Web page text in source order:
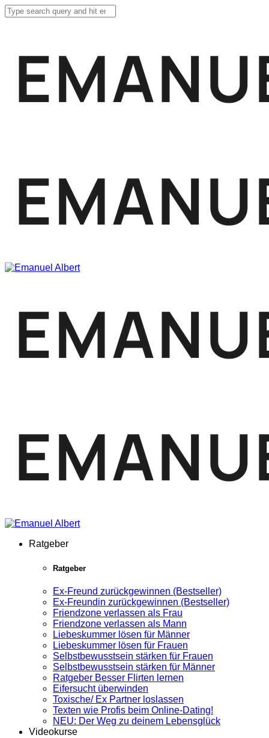
Ratgeber
Ratgeber
Ex-Freund zurückgewinnen (Bestseller)
Ex-Freundin zurückgewinnen (Bestseller)
Friendzone verlassen als Frau
Friendzone verlassen als Mann
Liebeskummer lösen für Männer
Liebeskummer lösen für Frauen
Selbstbewusstsein stärken für Frauen
Selbstbewusstsein stärken für Männer
Ratgeber Besser Flirten lernen
Eifersucht überwinden
Toxische/ Ex Partner loslassen
Texten wie Profis beim Online-Dating!
NEU: Der Weg zu deinem Lebensglück
Videokurse